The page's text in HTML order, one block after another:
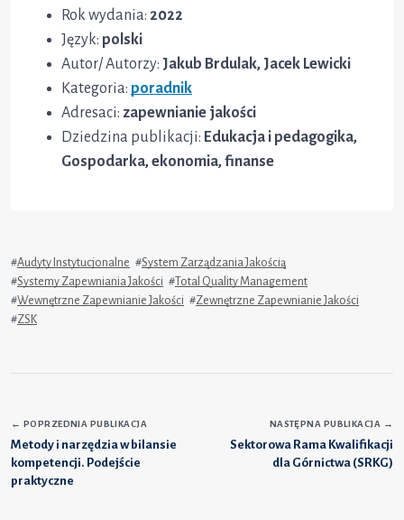
Rok wydania: 2022
Język: polski
Autor/ Autorzy: Jakub Brdulak, Jacek Lewicki
Kategoria: poradnik
Adresaci: zapewnianie jakości
Dziedzina publikacji: Edukacja i pedagogika,
Gospodarka, ekonomia, finanse
#Audyty Instytucjonalne #System Zarządzania Jakością
#Systemy Zapewniania Jakości #Total Quality Management
#Wewnętrzne Zapewnianie Jakości #Zewnętrzne Zapewnianie Jakości
#ZSK
← POPRZEDNIA PUBLIKACJA
Metody i narzędzia w bilansie
kompetencji. Podejście
praktyczne
NASTĘPNA PUBLIKACJA →
Sektorowa Rama Kwalifikacji
dla Górnictwa (SRKG)